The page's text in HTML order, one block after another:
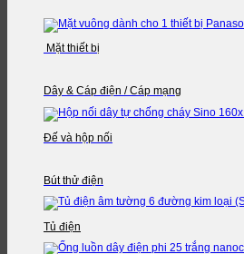
Mặt thiết bị
Dây & Cáp điện / Cáp mạng
Đế và hộp nối
Bút thử điện
Tủ điện